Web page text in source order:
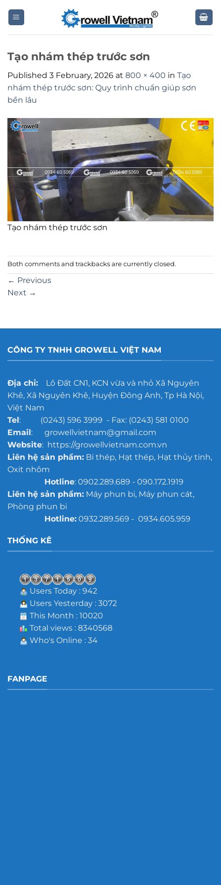
Tạo nhám thép trước sơn
Published 3 February, 2026 at 800 × 400 in Tạo
nhám thép trước sơn: Quy trình chuẩn giúp sơn
bền lâu
Tạo nhám thép trước sơn
Both comments and trackbacks are currently closed.
← Previous
Next →
CÔNG TY TNHH GROWELL VIỆT NAM
Địa chỉ:Lô Đất CN1, KCN vừa và nhỏ Xã Nguyên
Khê, Xã Nguyên Khê, Huyện Đông Anh, Tp Hà Nội,
Việt Nam
Tel: (0243) 596 3999 - Fax: (0243) 581 0100
Email: growellvietnam@gmail.com
Website: https://growellvietnam.com.vn
Liên hệ sản phẩm:Bi thép, Hạt thép, Hạt thủy tinh,
Oxit nhôm
Hotline: 0902.289.689 - 090.172.1919
Liên hệ sản phẩm:Máy phun bi, Máy phun cát,
Phòng phun bi
Hotline:0932.289.569 - 0934.605.959
THỐNG KÊ
Users Today : 942
Users Yesterday : 3072
This Month : 10020
Total views : 8340568
Who's Online : 34
FANPAGE